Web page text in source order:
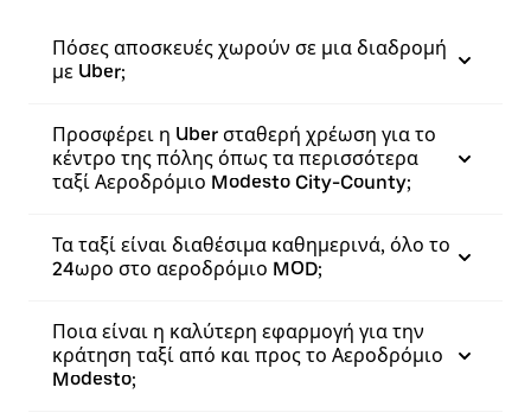
Πόσες αποσκευές χωρούν σε μια διαδρομή
με Uber;
Προσφέρει η Uber σταθερή χρέωση για το
κέντρο της πόλης όπως τα περισσότερα
ταξί Αεροδρόμιο Modesto City-County;
Τα ταξί είναι διαθέσιμα καθημερινά, όλο το
24ωρο στο αεροδρόμιο MOD;
Ποια είναι η καλύτερη εφαρμογή για την
κράτηση ταξί από και προς το Αεροδρόμιο
Modesto;